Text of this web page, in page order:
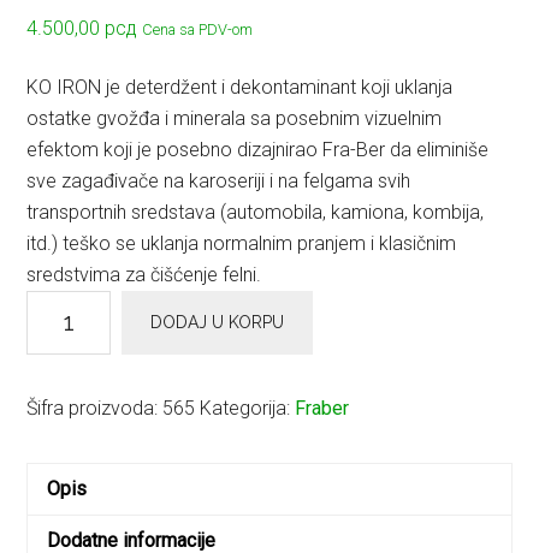
4.500,00 рсд Cena sa PDV-om
KO IRON je deterdžent i dekontaminant koji uklanja
ostatke gvožđa i minerala sa posebnim vizuelnim
efektom koji je posebno dizajnirao Fra-Ber da eliminiše
sve zagađivače na karoseriji i na felgama svih
transportnih sredstava (automobila, kamiona, kombija,
itd.) teško se uklanja normalnim pranjem i klasičnim
sredstvima za čišćenje felni.
IRON
Iron
dekontaminaciju
DODAJ U KORPU
Šifra proizvoda: 565 Kategorija: Fraber
Opis
Dodatne informacije